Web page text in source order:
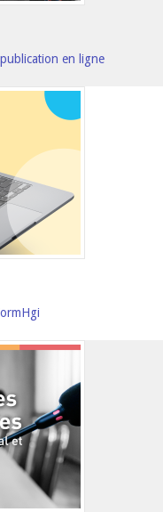
en ligne